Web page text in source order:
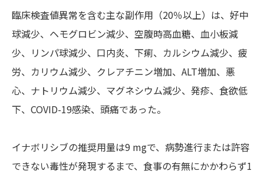
臨床検査値異常を含む主な副作用（20％以上）は、好中
球減少、ヘモグロビン減少、空腹時高血糖、血小板減
少、リンパ球減少、口内炎、下痢、カルシウム減少、疲
労、カリウム減少、クレアチニン増加、ALT増加、悪
心、ナトリウム減少、マグネシウム減少、発疹、食欲低
下、COVID-19感染、頭痛であった。
イナボリシブの推奨用量は9 mgで、病勢進行または許容
できない毒性が発現するまで、食事の有無にかかわらず1